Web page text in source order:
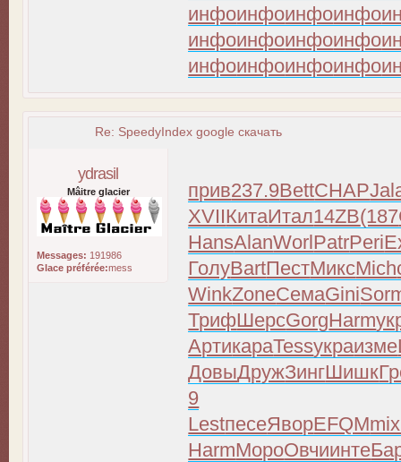
инфоинфоинфоинфо
инфоинфоинфоинфо
инфоинфоинфоинфо
Re: SpeedyIndex google скачать
ydrasil
Mâitre glacier
Messages: 191986
Glace préférée:mess
прив237.9BettCHAP
XVIIКитаИтал14ZB(187
HansAlanWorlPatrPeri
ГолуBartПестМиксMich
WinkZoneСемаGini
ТрифШерсGorgHarm
АртикараTessукраизме
ДовыДружЗингШишк
9
LestпесеЯворEFQM
HarmМороОвчиинте